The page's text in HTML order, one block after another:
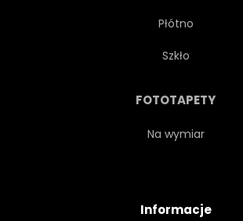
Płótno
Szkło
FOTOTAPETY
Na wymiar
Informacje